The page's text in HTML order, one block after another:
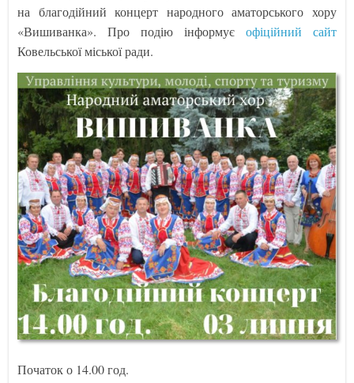
на благодійний концерт народного аматорського хору
«Вишиванка». Про подію інформує офіційний сайт
Ковельської міської ради.
Початок о 14.00 год.